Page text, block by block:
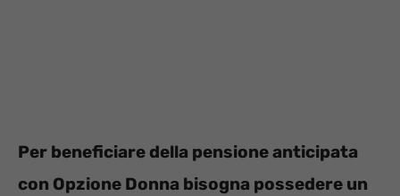
Per beneficiare della pensione anticipata
con Opzione Donna bisogna possedere un